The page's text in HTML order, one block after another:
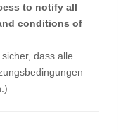
to notify all
conditions of
dass alle